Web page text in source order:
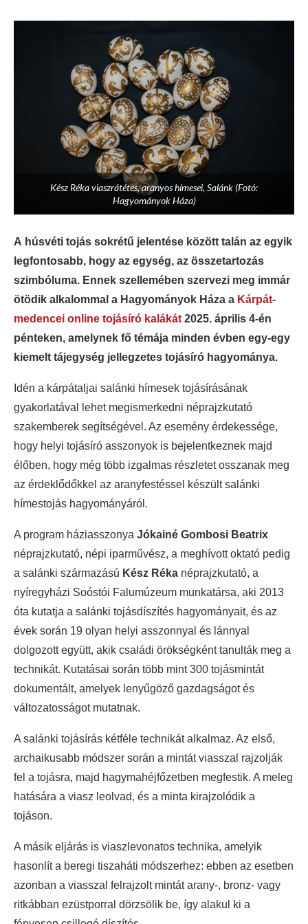
Kész Réka viaszrátétes, aranyos hímesei, Salánk (Fotó:
Hagyományok Háza)
A húsvéti tojás sokrétű jelentése között talán az egyik
legfontosabb, hogy az egység, az összetartozás
szimbóluma. Ennek szellemében szervezi meg immár
ötödik alkalommal a Hagyományok Háza a Kárpát-
medencei online tojásíró kalákát 2025. április 4-én
pénteken, amelynek fő témája minden évben egy-egy
kiemelt tájegység jellegzetes tojásíró hagyománya.
Idén a kárpátaljai salánki hímesek tojásírásának
gyakorlatával lehet megismerkedni néprajzkutató
szakemberek segítségével. Az esemény érdekessége,
hogy helyi tojásíró asszonyok is bejelentkeznek majd
élőben, hogy még több izgalmas részletet osszanak meg
az érdeklődőkkel az aranyfestéssel készült salánki
hímestojás hagyományáról.
A program háziasszonya Jókainé Gombosi Beatrix
néprajzkutató, népi iparművész, a meghívott oktató pedig
a salánki származású Kész Réka néprajzkutató, a
nyíregyházi Soóstói Falumúzeum munkatársa, aki 2013
óta kutatja a salánki tojásdíszítés hagyományait, és az
évek során 19 olyan helyi asszonnyal és lánnyal
dolgozott együtt, akik családi örökségként tanulták meg a
technikát. Kutatásai során több mint 300 tojásmintát
dokumentált, amelyek lenyűgöző gazdagságot és
változatosságot mutatnak.
A salánki tojásírás kétféle technikát alkalmaz. Az első,
archaikusabb módszer során a mintát viasszal rajzolják
fel a tojásra, majd hagymahéjfőzetben megfestik. A meleg
hatására a viasz leolvad, és a minta kirajzolódik a
tojáson.
A másik eljárás is viaszlevonatos technika, amelyik
hasonlít a beregi tiszaháti módszerhez: ebben az esetben
azonban a viasszal felrajzolt mintát arany-, bronz- vagy
ritkábban ezüstporral dörzsölik be, így alakul ki a